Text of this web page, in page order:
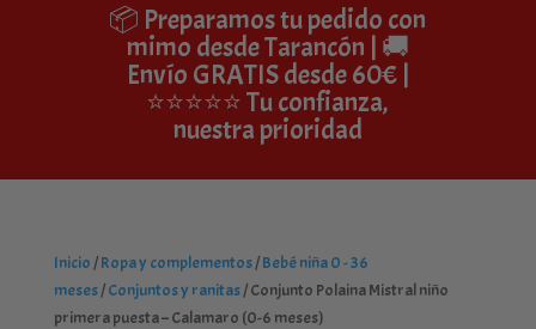
📦 Preparamos tu pedido con
mimo desde Tarancón | 🚚
Envío GRATIS desde 60€ |
⭐⭐⭐⭐⭐ Tu confianza,
nuestra prioridad
Inicio /Ropa y complementos/Bebé niña 0 - 36
meses/Conjuntos y ranitas/ Conjunto Polaina Mistral niño
primera puesta – Calamaro (0-6 meses)